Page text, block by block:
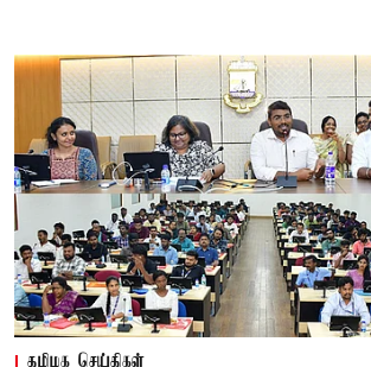
தமிழக செய்திகள்